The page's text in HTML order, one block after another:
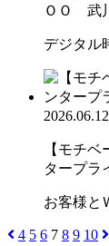
ＯＯ 武
デジタル
2026.06.12
【モチ
タープラ
お客様と
4 5 6 7 8 9 10